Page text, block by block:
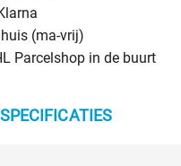
(ma-vrij)
Parcelshop in de buurt
SPECIFICATIES